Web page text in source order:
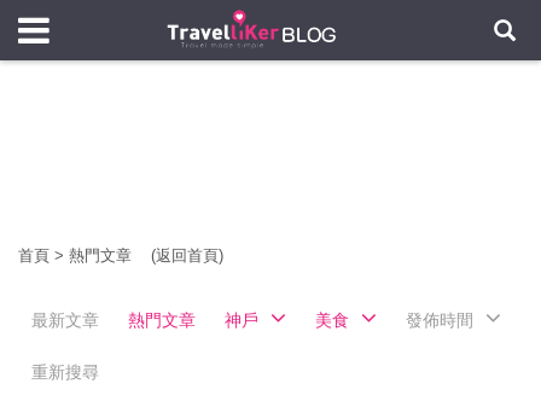
首頁 > 熱門文章 (返回首頁)
最新文章 熱門文章 神戶 美食 發佈時間
重新搜尋